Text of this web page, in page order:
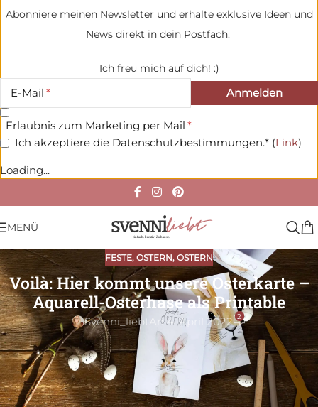
Abonniere meinen Newsletter und erhalte exklusive Ideen und
News direkt in dein Postfach.
Ich freu mich auf dich! :)
E-Mail
Erlaubnis zum Marketing per Mail
Ich akzeptiere die Datenschutzbestimmungen.* (Link)
Loading...
MENÜ
FESTE, OSTERN, OSTERN
Voilà: Hier kommt unsere Osterkarte –
Aquarell-Osterhase als Printable
Svenni_liebt An 4. April 2022 2
SüßeLast-Minute-Osterkarten
als kleines
Ostergeschenk. Hier kommt der Watercolor
Osterhase als Printable, wenn du magst zum